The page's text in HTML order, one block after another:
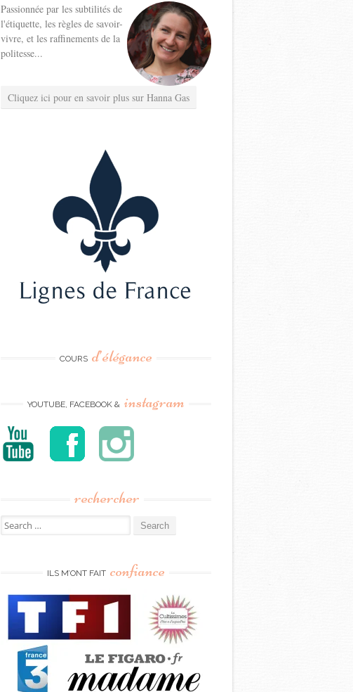
Passionnée par les subtilités de
l'étiquette, les règles de savoir-
vivre, et les raffinements de la
politesse...
Cliquez ici pour en savoir plus sur Hanna Gas
COURS d’élégance
YOUTUBE, FACEBOOK & instagram
rechercher
Search
for:
ILS M’ONT FAIT confiance